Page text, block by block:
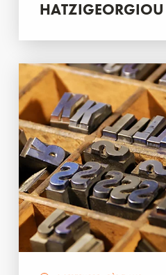
HATZIGEORGIOU